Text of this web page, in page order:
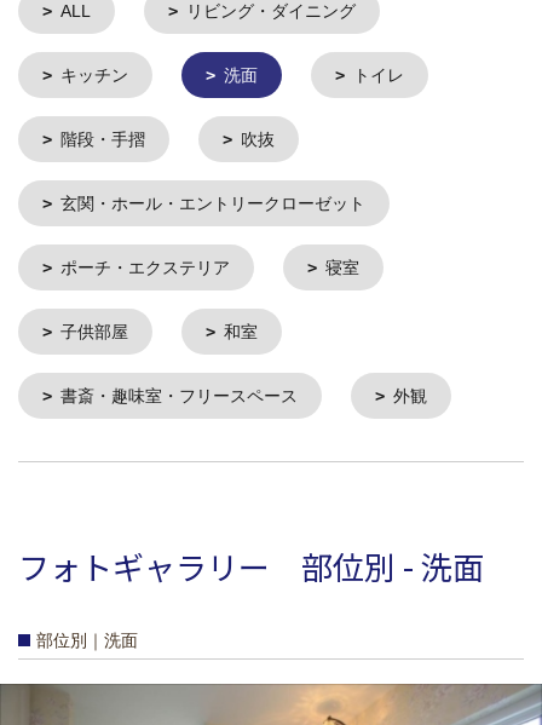
ALL リビング・ダイニング
キッチン 洗面 トイレ
階段・手摺 吹抜
玄関・ホール・エントリークローゼット
ポーチ・エクステリア 寝室
子供部屋 和室
書斎・趣味室・フリースペース 外観
フォトギャラリー 部位別 - 洗面
部位別｜洗面